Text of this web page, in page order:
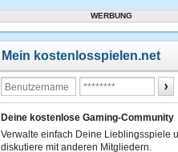
WERBUNG
Mein kostenlosspielen.net
Deine kostenlose Gaming-Community
Verwalte einfach Deine Lieblingsspiele
diskutiere mit anderen Mitgliedern.